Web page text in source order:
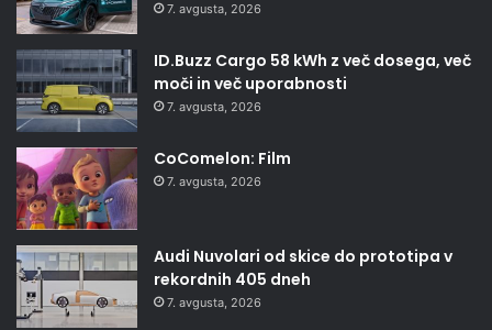
7. avgusta, 2026
ID.Buzz Cargo 58 kWh z več dosega, več
moči in več uporabnosti
7. avgusta, 2026
CoComelon: Film
7. avgusta, 2026
Audi Nuvolari od skice do prototipa v
rekordnih 405 dneh
7. avgusta, 2026